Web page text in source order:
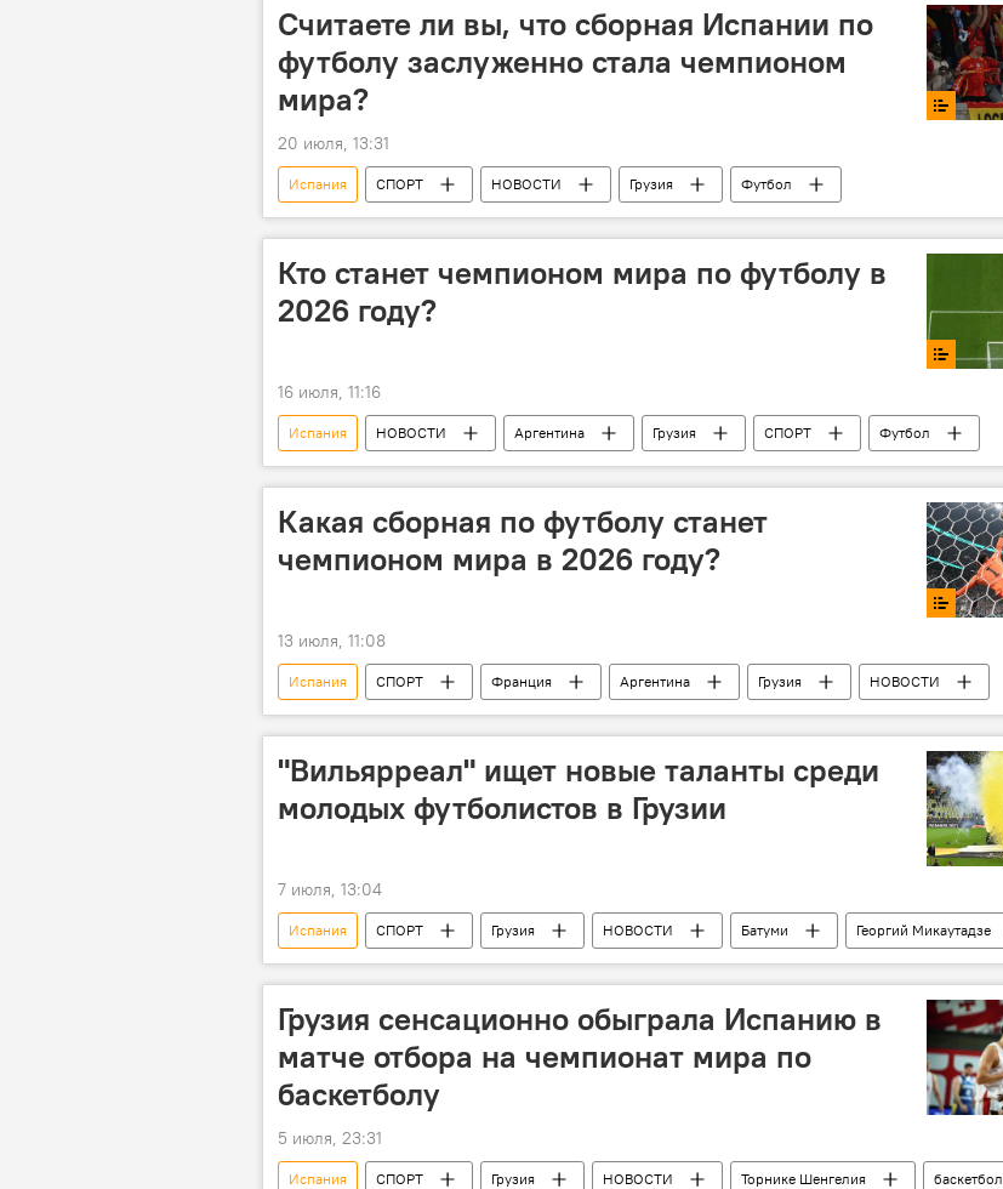
Считаете ли вы, что сборная Испании по
футболу заслуженно стала чемпионом
мира?
20 июля, 13:31
Испания СПОРТ НОВОСТИ Грузия
Футбол
Чемпионат мира по футболу
Опрос Опрос Sputnik Грузия
Опрос на сайте
Кто станет чемпионом мира по футболу в
2026 году?
16 июля, 11:16
Испания НОВОСТИ Аргентина Грузия СПОРТ
Футбол
Чемпионат мира по футболу
Опрос Sputnik Грузия Опрос
Опрос Sputnik
Какая сборная по футболу станет
чемпионом мира в 2026 году?
13 июля, 11:08
Испания СПОРТ Франция Аргентина Грузия
НОВОСТИ
Англия
Футбол Чемпионат мира по футболу
Опрос
"Вильярреал" ищет новые таланты среди
молодых футболистов в Грузии
7 июля, 13:04
Испания СПОРТ Грузия НОВОСТИ Батуми
Георгий Микаутадзе
Футбол
Грузия сенсационно обыграла Испанию в
матче отбора на чемпионат мира по
баскетболу
5 июля, 23:31
Испания СПОРТ Грузия НОВОСТИ Торнике Шенгелия
баскетбол